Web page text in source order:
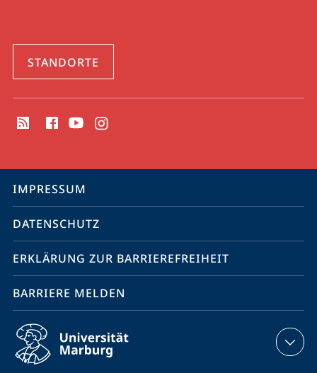
STANDORTE
Media
Service-
Navigation
IMPRESSUM
DATENSCHUTZ
ERKLÄRUNG ZUR BARRIEREFREIHEIT
BARRIERE MELDEN